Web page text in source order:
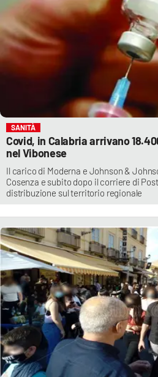
SANITÀ
Covid, in Calabria arrivano
nel Vibonese
Il carico di Moderna e Johnson &
Cosenza e subito dopo il corriere di
distribuzione sul territorio regionale